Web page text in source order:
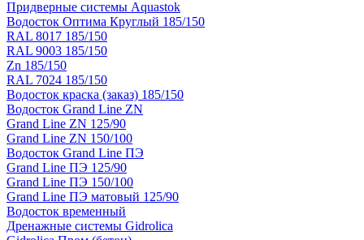
Придверные системы Aquastok
Водосток Оптима Круглый 185/150
RAL 8017 185/150
RAL 9003 185/150
Zn 185/150
RAL 7024 185/150
Водосток краска (заказ) 185/150
Водосток Grand Line ZN
Grand Line ZN 125/90
Grand Line ZN 150/100
Водосток Grand Line ПЭ
Grand Line ПЭ 125/90
Grand Line ПЭ 150/100
Grand Line ПЭ матовый 125/90
Водосток временный
Дренажные системы Gidrolica